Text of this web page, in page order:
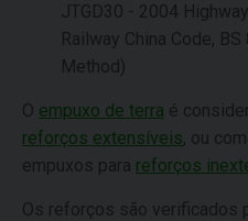
JTGD30 - 2004
Railway China Code,
Method)
O empuxo de terra é
reforços extensíveis, ou
empuxos para reforços
Os reforços são verificados